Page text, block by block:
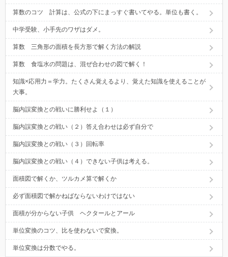
算数のコツ 計算は、公式の下にまっすぐ書いてやる。単位も書く。
中学受験、小手先のワザはダメ。
算数 三角形の面積を長方形で解く方法の解説
算数 食塩水の問題は、混ぜ合わせの図で解く！
知識×応用力＝学力。たくさん覚えるより、覚えた知識を使えることが
大事。
脳内誤変換との戦いに勝利せよ（１）
脳内誤変換との戦い（２）答え合わせは必ず自分で
脳内誤変換との戦い（３）回転率
脳内誤変換との戦い（４）できない子供は考える。
面積図で解くか、ツルカメ算で解くか
必ず面積図で解かねばならないわけではない
面積が分からない子供 ヘクタールとアール
単位変換のコツ、比を使わないで変換。
単位変換は分数でやる。